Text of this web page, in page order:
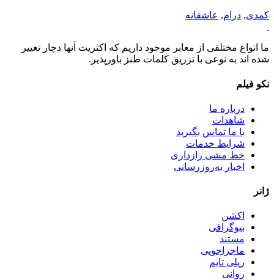
کمدی, درام, عاشقانه
ما انواع مختلفی از معابر موجود داریم که اکثریت آنها دچار تغییر
شده اند به نوعی با تزریق کلمات طنز باورپذیر.
نکو فیلم
درباره ما
شاهدات
با ما تماس بگیرید
شرایط خدمات
خط مشی رازداری
اخبار به‌روزرسانی
ژانر
اکشن
بیوگرافی
مستند
ماجراجویی
ریلی تایم
روانی